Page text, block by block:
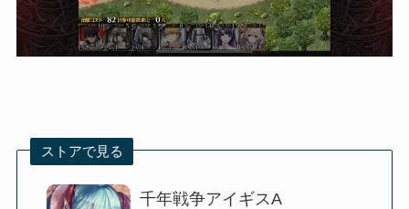
ストアで見る
千年戦争アイギスA